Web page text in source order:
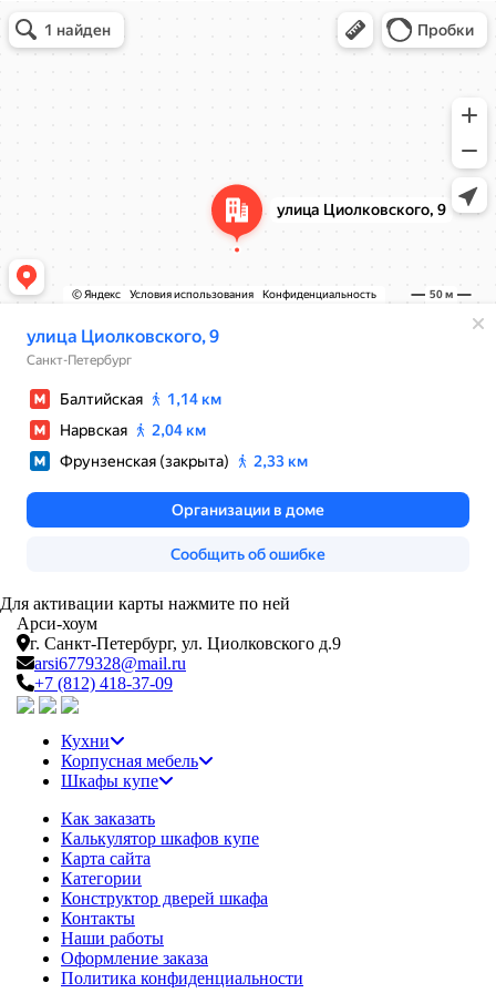
Для активации карты нажмите по ней
Арси-хоум
г. Санкт-Петербург, ул. Циолковского д.9
arsi6779328@mail.ru
+7 (812) 418-37-09
Кухни
Корпусная мебель
Шкафы купе
Как заказать
Калькулятор шкафов купе
Карта сайта
Категории
Конструктор дверей шкафа
Контакты
Наши работы
Оформление заказа
Политика конфиденциальности